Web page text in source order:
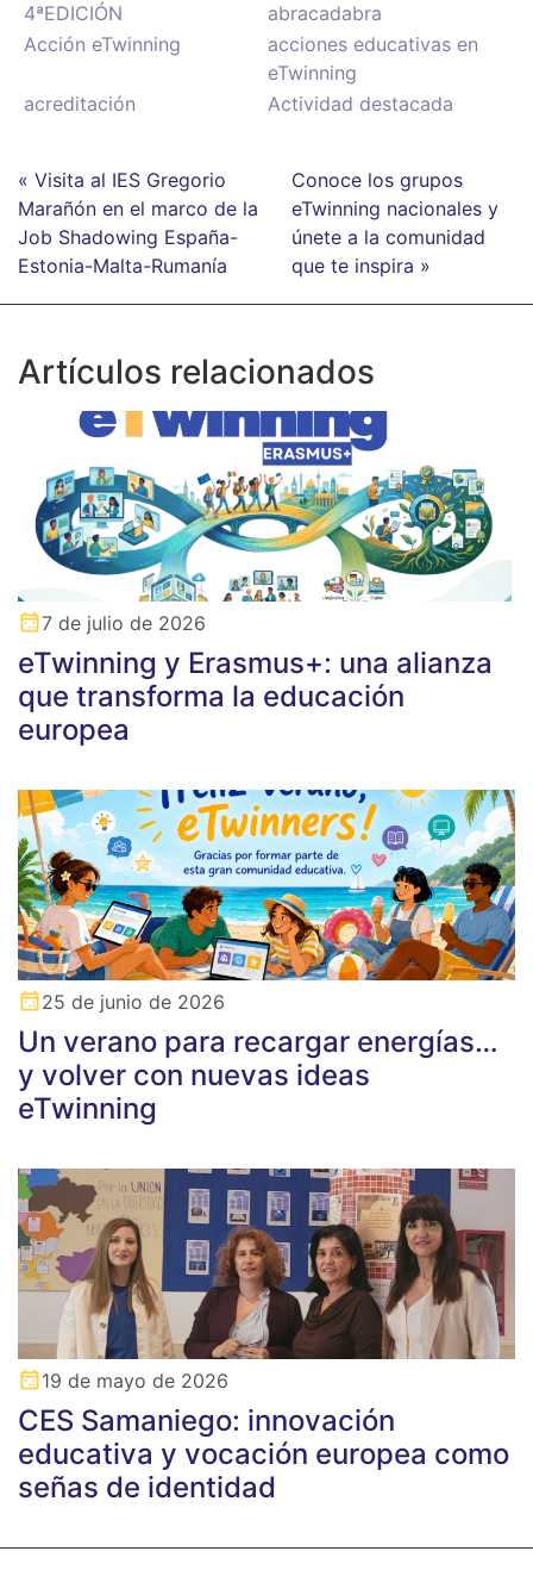
4ªEDICIÓN
abracadabra
Acción eTwinning
acciones educativas en
eTwinning
acreditación
Actividad destacada
« Visita al IES Gregorio
Marañón en el marco de la
Job Shadowing España-
Estonia-Malta-Rumanía
Conoce los grupos
eTwinning nacionales y
únete a la comunidad
que te inspira »
Artículos relacionados
7 de julio de 2026
eTwinning y Erasmus+: una alianza
que transforma la educación
europea
25 de junio de 2026
Un verano para recargar energías…
y volver con nuevas ideas
eTwinning
19 de mayo de 2026
CES Samaniego: innovación
educativa y vocación europea como
señas de identidad